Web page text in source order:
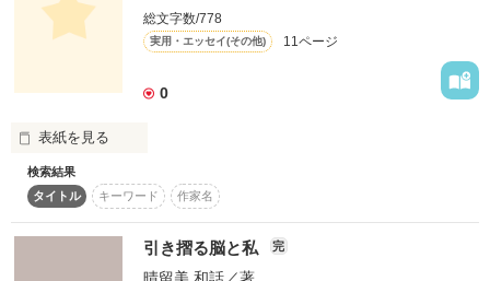
人物名は仮名です。
あたしはこんな
人生を歩んでます!
総文字数/778
実用・エッセイ(その他) 11ページ
0
表紙を見る
検索結果
タイトル
キーワード 作家名
引き摺る脳と私 完
晴留美 和話／著